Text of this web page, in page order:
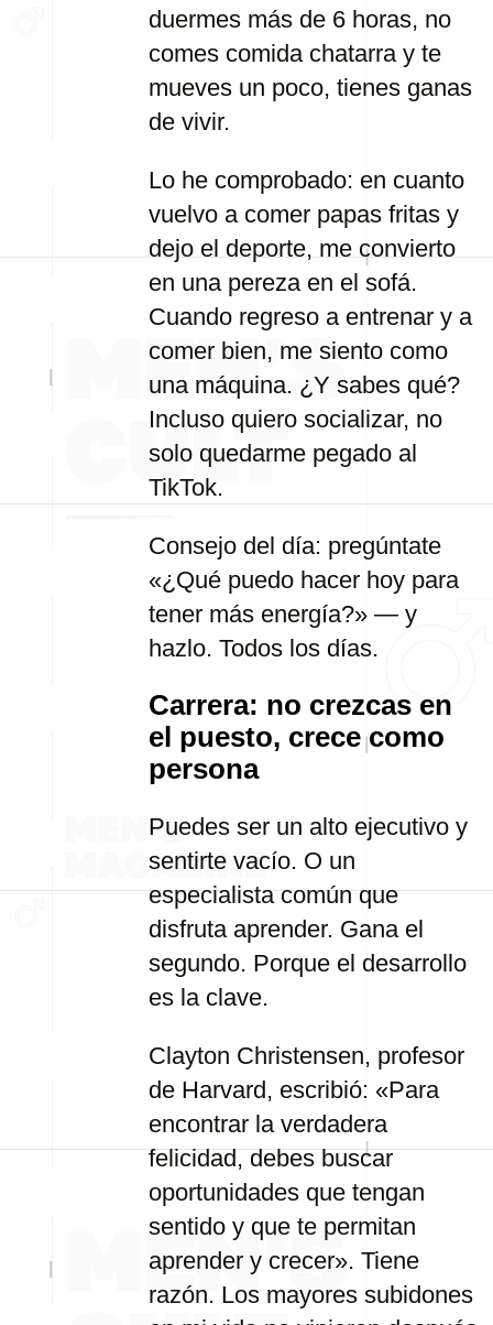
duermes más de 6 horas, no
comes comida chatarra y te
mueves un poco, tienes ganas
de vivir.
Lo he comprobado: en cuanto
vuelvo a comer papas fritas y
dejo el deporte, me convierto
en una pereza en el sofá.
Cuando regreso a entrenar y a
comer bien, me siento como
una máquina. ¿Y sabes qué?
Incluso quiero socializar, no
solo quedarme pegado al
TikTok.
Consejo del día: pregúntate
«¿Qué puedo hacer hoy para
tener más energía?» — y
hazlo. Todos los días.
Carrera: no crezcas en
el puesto, crece como
persona
Puedes ser un alto ejecutivo y
sentirte vacío. O un
especialista común que
disfruta aprender. Gana el
segundo. Porque el desarrollo
es la clave.
Clayton Christensen, profesor
de Harvard, escribió: «Para
encontrar la verdadera
felicidad, debes buscar
oportunidades que tengan
sentido y que te permitan
aprender y crecer». Tiene
razón. Los mayores subidones